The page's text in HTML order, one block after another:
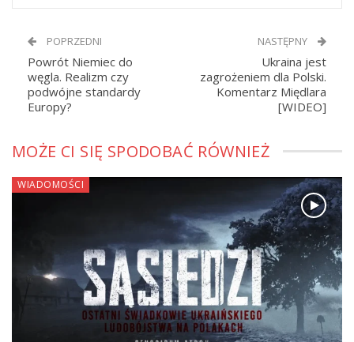
POPRZEDNI
Powrót Niemiec do
węgla. Realizm czy
podwójne standardy
Europy?
NASTĘPNY
Ukraina jest
zagrożeniem dla Polski.
Komentarz Międlara
[WIDEO]
MOŻE CI SIĘ SPODOBAĆ RÓWNIEŻ
WIADOMOŚCI